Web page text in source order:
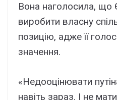
Вона наголосила, що
виробити власну
позицію, адже її
значення.
«Недооцінювати
навіть зараз. І не